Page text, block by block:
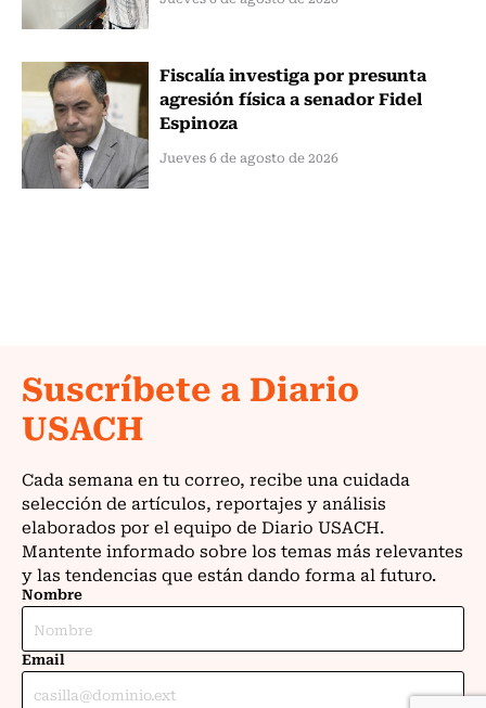
Fiscalía investiga por presunta
agresión física a senador Fidel
Espinoza
Jueves 6 de agosto de 2026